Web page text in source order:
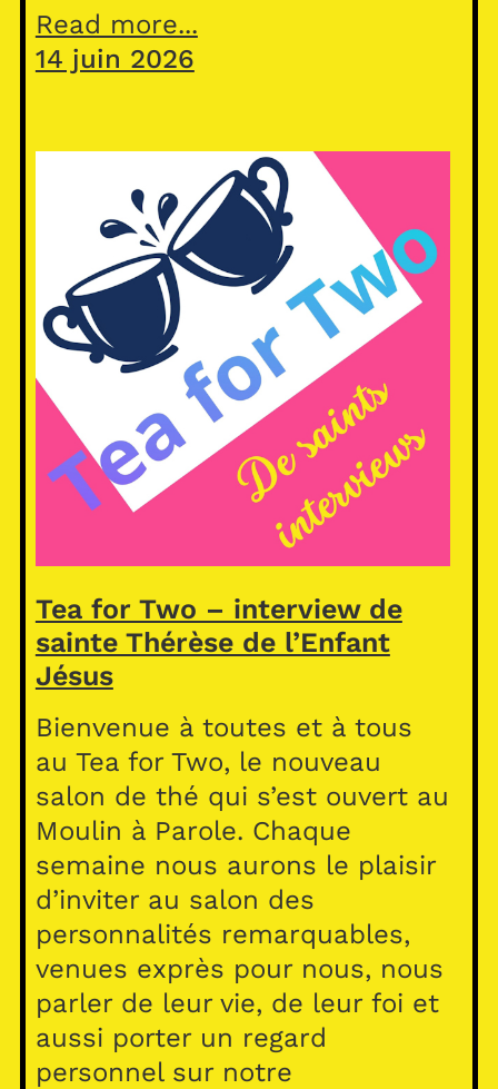
Read more...
14 juin 2026
Tea for Two – interview de
sainte Thérèse de l’Enfant
Jésus
Bienvenue à toutes et à tous
au Tea for Two, le nouveau
salon de thé qui s’est ouvert au
Moulin à Parole. Chaque
semaine nous aurons le plaisir
d’inviter au salon des
personnalités remarquables,
venues exprès pour nous, nous
parler de leur vie, de leur foi et
aussi porter un regard
personnel sur notre